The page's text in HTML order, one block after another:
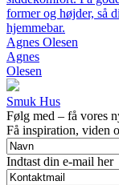
former og højder, så
hjemmebar.
Agnes Olesen
Agnes
Olesen
Smuk Hus
Følg med – få vores
Få inspiration, viden
Indtast din e-mail her